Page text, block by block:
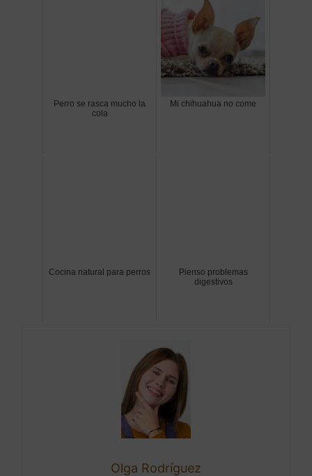
Perro se rasca mucho la
cola
Mi chihuahua no come
Cocina natural para perros
Pienso problemas
digestivos
Olga Rodríguez